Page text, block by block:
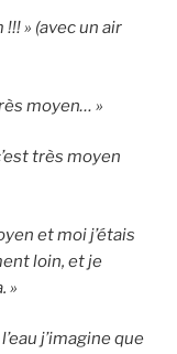
» (avec un air
moyen… »
très moyen
et moi j’étais
loin, et je
»
j’imagine que